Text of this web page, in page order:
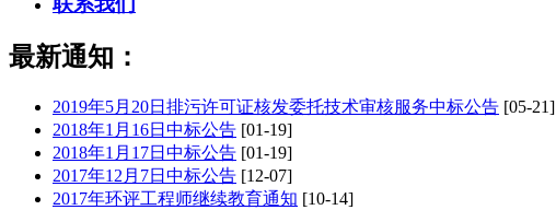
最新通知：
2019年5月20日排污许可证核发委托技术审核服务中标公告 [05-21]
2018年1月16日中标公告 [01-19]
2018年1月17日中标公告 [01-19]
2017年12月7日中标公告 [12-07]
2017年环评工程师继续教育通知 [10-14]